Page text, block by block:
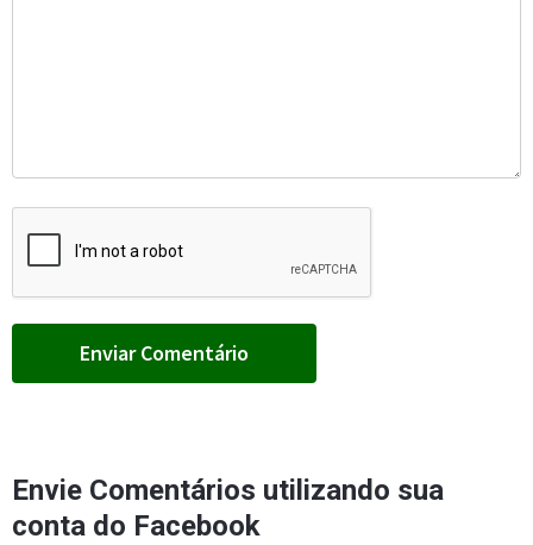
Envie Comentários utilizando sua
conta do Facebook